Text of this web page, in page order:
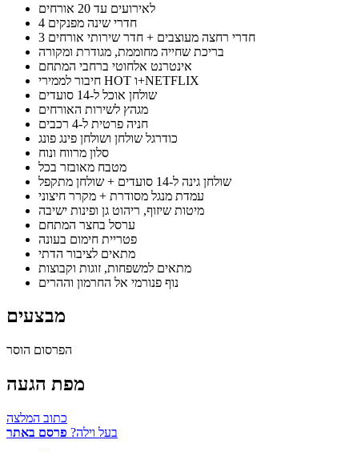
לאירועים עד 20 אורחים
4 חדרי שינה מפנקים
3 חדרי רחצה מעוצבים + חדר שירותי אורחים
בריכת שחייה מחוממת, מגודרת ומקורה
אינטרנט אלחוטי ברחבי המתחם
חיבור לממירי HOT ו+NETFLIX
שולחן אוכל ל-14 סועדים
מגהץ לשירות האורחים
חניה פרטית ל-4 רכבים
כודרגל שולחן ושולחן פינג פונג
סלון מרווח ונוח
מטבח מאובזר בכל
שולחן גינה ל-14 סועדים + שולחן מתקפל
עמדת מנגל מסודרת + מקרר חיצוני
מיטות שיזוף, ריהוט גן ופינות ישיבה
ערסל בחצר המתחם
פטריית חימום בעונה
מתאים לציבור הדתי
מתאים למשפחות, זוגות וקבוצות
נוף פנורמי אל החרמון וההרים
מבצעים
הפרסום הוסר
מפת הגעה
כתוב המלצה
בעל וילה? פרסם באתר